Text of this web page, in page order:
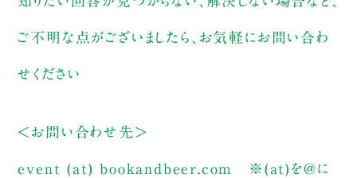
ご不明な点がございましたら、お気軽にお問い合わ
せください
＜お問い合わせ先＞
event (at) bookandbeer.com ※(at)を@に